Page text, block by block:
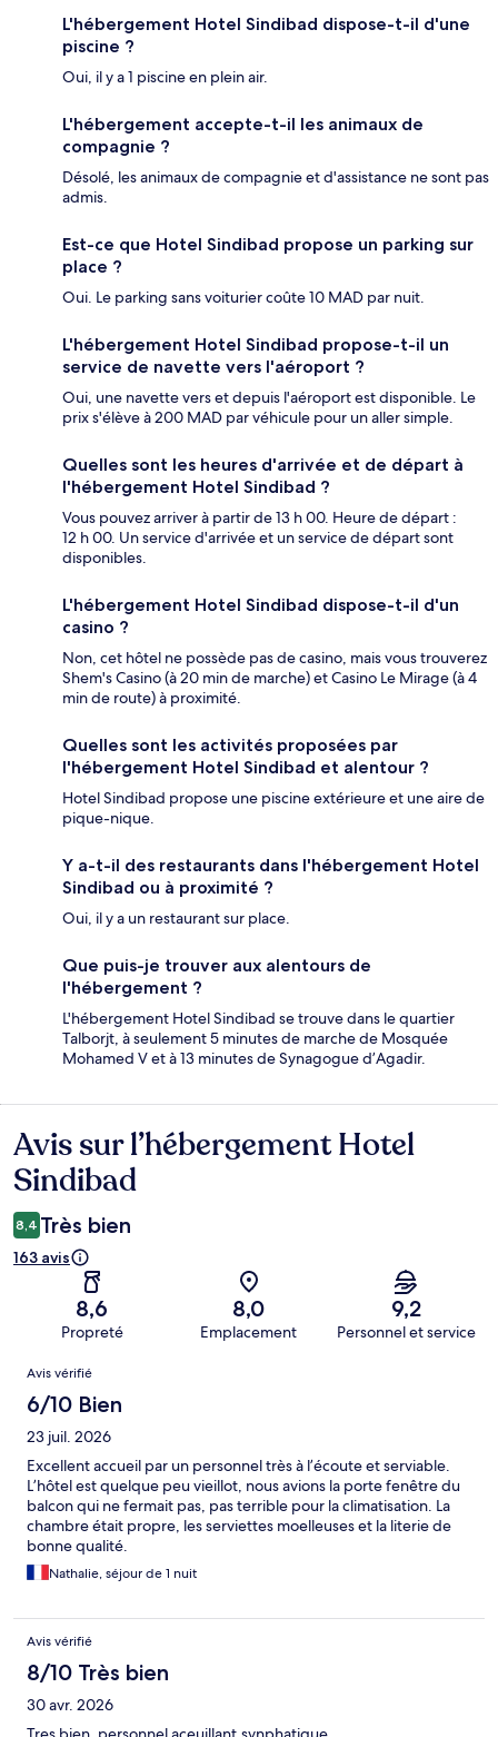
L'hébergement Hotel Sindibad dispose-t-il d'une
piscine ?
Oui, il y a 1 piscine en plein air.
L'hébergement accepte-t-il les animaux de
compagnie ?
Désolé, les animaux de compagnie et d'assistance ne sont pas
admis.
Est-ce que Hotel Sindibad propose un parking sur
place ?
Oui. Le parking sans voiturier coûte 10 MAD par nuit.
L'hébergement Hotel Sindibad propose-t-il un
service de navette vers l'aéroport ?
Oui, une navette vers et depuis l'aéroport est disponible. Le
prix s'élève à 200 MAD par véhicule pour un aller simple.
Quelles sont les heures d'arrivée et de départ à
l'hébergement Hotel Sindibad ?
Vous pouvez arriver à partir de 13 h 00. Heure de départ :
12 h 00. Un service d'arrivée et un service de départ sont
disponibles.
L'hébergement Hotel Sindibad dispose-t-il d'un
casino ?
Non, cet hôtel ne possède pas de casino, mais vous trouverez
Shem's Casino (à 20 min de marche) et Casino Le Mirage (à 4
min de route) à proximité.
Quelles sont les activités proposées par
l'hébergement Hotel Sindibad et alentour ?
Hotel Sindibad propose une piscine extérieure et une aire de
pique-nique.
Y a-t-il des restaurants dans l'hébergement Hotel
Sindibad ou à proximité ?
Oui, il y a un restaurant sur place.
Que puis-je trouver aux alentours de
l'hébergement ?
L'hébergement Hotel Sindibad se trouve dans le quartier
Talborjt, à seulement 5 minutes de marche de Mosquée
Mohamed V et à 13 minutes de Synagogue d’Agadir.
Avis
Avis sur l’hébergement Hotel
Sindibad
8,4 Très bien
163 avis
8,6
Propreté
8,0
Emplacement
9,2
Personnel et service
Avis
Avis vérifié
6/10 Bien
23 juil. 2026
Excellent accueil par un personnel très à l’écoute et serviable.
L’hôtel est quelque peu vieillot, nous avions la porte fenêtre du
balcon qui ne fermait pas, pas terrible pour la climatisation. La
chambre était propre, les serviettes moelleuses et la literie de
bonne qualité.
Nathalie, séjour de 1 nuit
Avis vérifié
8/10 Très bien
30 avr. 2026